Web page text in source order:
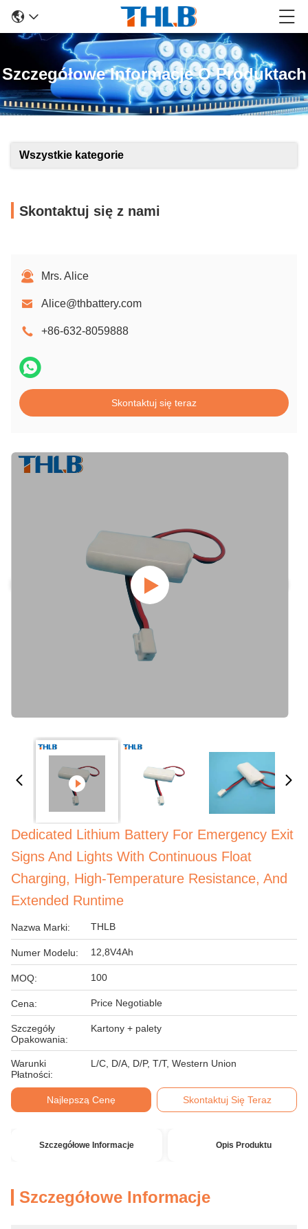
Szczegółowe Informacje O Produktach
Wszystkie kategorie
Skontaktuj się z nami
Mrs. Alice
Alice@thbattery.com
+86-632-8059888
Skontaktuj się teraz
Dedicated Lithium Battery For Emergency Exit
Signs And Lights With Continuous Float
Charging, High-Temperature Resistance, And
Extended Runtime
Nazwa Marki: THLB
Numer Modelu: 12,8V4Ah
MOQ: 100
Cena: Price Negotiable
Szczegóły
Opakowania:
Kartony + palety
Warunki
Płatności:
L/C, D/A, D/P, T/T, Western Union
Najlepszą Cenę Skontaktuj Się Teraz
Szczegółowe Informacje Opis Produktu
Szczegółowe Informacje